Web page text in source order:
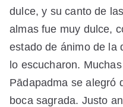
dulce, y su canto de
almas fue muy dulce,
estado de ánimo de la
lo escucharon.
Pādapadma se alegró
boca sagrada. Justo